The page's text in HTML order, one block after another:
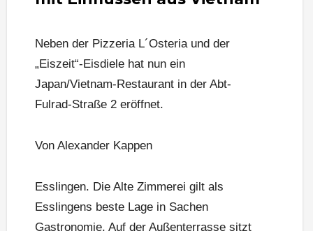
Neben der Pizzeria L´Osteria und der
„Eiszeit“-Eisdiele hat nun ein
Japan/Vietnam-Restaurant in der Abt-
Fulrad-Straße 2 eröffnet.
Von Alexander Kappen
Esslingen. Die Alte Zimmerei gilt als
Esslingens beste Lage in Sachen
Gastronomie. Auf der Außenterrasse sitzt